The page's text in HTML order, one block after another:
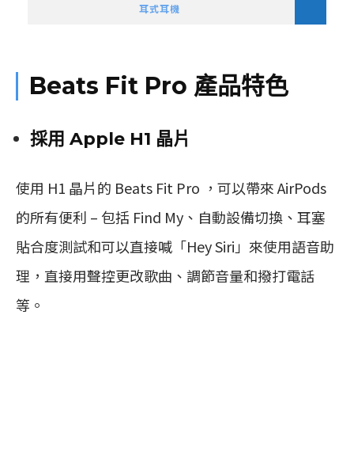
耳式耳機
Beats Fit Pro 產品特色
採用 Apple H1 晶片
使用 H1 晶片的 Beats Fit Pro ，可以帶來 AirPods
的所有便利 – 包括 Find My、自動設備切換、耳塞
貼合度測試和可以直接喊「Hey Siri」來使用語音助
理，直接用聲控更改歌曲、調節音量和撥打電話
等。